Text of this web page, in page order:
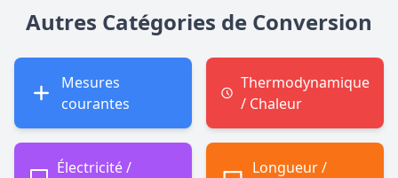
Autres Catégories de Conversion
Mesures
courantes
Thermodynamique
/ Chaleur
Électricité /
Longueur /